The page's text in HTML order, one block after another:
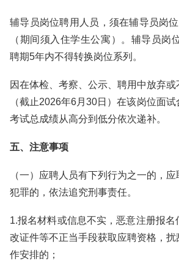
辅导员岗位聘用人员，须在辅导员岗
（期间须入住学生公寓）。辅导员岗
聘期5年内不得转换岗位系列。
因在体检、考察、公示、聘用中放弃
（截止2026年6月30日）在该岗位面
考试总成绩从高分到低分依次递补。
五、注意事项
（一）应聘人员有下列行为之一的，
犯罪的，依法追究刑事责任。
1.报名材料或信息不实，恶意注册报名
改证件等不正当手段获取应聘资格，扰
作安排的；